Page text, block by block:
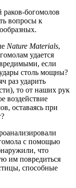
богомолов
вопросы к
Nature Materials,
удается
если
столь мощны?
раз ударить
то от наших рук
воздействие
оставаясь при
с помощью
что
им повредиться
способные